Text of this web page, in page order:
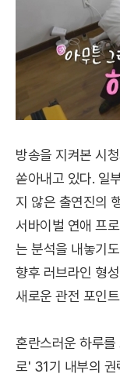
방송을 지켜본 시
쏟아내고 있다. 일
지 않은 출연진의
서바이벌 연애 프
는 분석을 내놓기
향후 러브라인 형
새로운 관전 포인
혼란스러운 하루
로' 31기 내부의 권